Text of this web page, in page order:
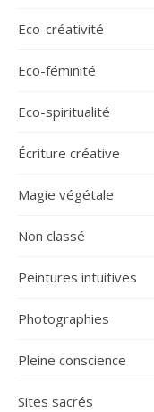
Eco-créativité
Eco-féminité
Eco-spiritualité
Écriture créative
Magie végétale
Non classé
Peintures intuitives
Photographies
Pleine conscience
Sites sacrés